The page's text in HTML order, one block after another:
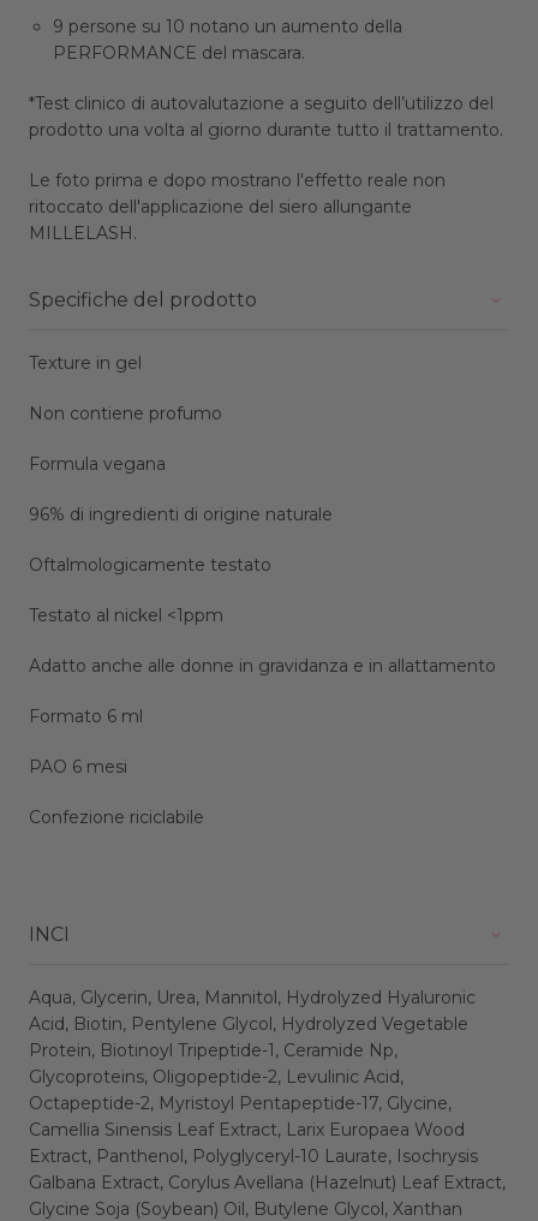
9 persone su 10 notano un aumento della
PERFORMANCE del mascara.
*Test clinico di autovalutazione a seguito dell’utilizzo del
prodotto una volta al giorno durante tutto il trattamento.
Le foto prima e dopo mostrano l'effetto reale non
ritoccato dell'applicazione del siero allungante
MILLELASH.
Specifiche del prodotto
Texture in gel
Non contiene profumo
Formula vegana
96% di ingredienti di origine naturale
Oftalmologicamente testato
Testato al nickel <1ppm
Adatto anche alle donne in gravidanza e in allattamento
Formato 6 ml
PAO 6 mesi
Confezione riciclabile
INCI
Aqua, Glycerin, Urea, Mannitol, Hydrolyzed Hyaluronic
Acid, Biotin, Pentylene Glycol, Hydrolyzed Vegetable
Protein, Biotinoyl Tripeptide-1, Ceramide Np,
Glycoproteins, Oligopeptide-2, Levulinic Acid,
Octapeptide-2, Myristoyl Pentapeptide-17, Glycine,
Camellia Sinensis Leaf Extract, Larix Europaea Wood
Extract, Panthenol, Polyglyceryl-10 Laurate, Isochrysis
Galbana Extract, Corylus Avellana (Hazelnut) Leaf Extract,
Glycine Soja (Soybean) Oil, Butylene Glycol, Xanthan